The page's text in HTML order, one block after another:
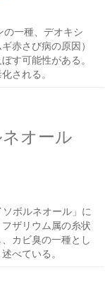
の一種、デオキシ
赤さび病の原因）
す可能性がある。
される。
オール
ボルネオール」に
ザリウム属の糸状
カビ臭の一種とし
べている。